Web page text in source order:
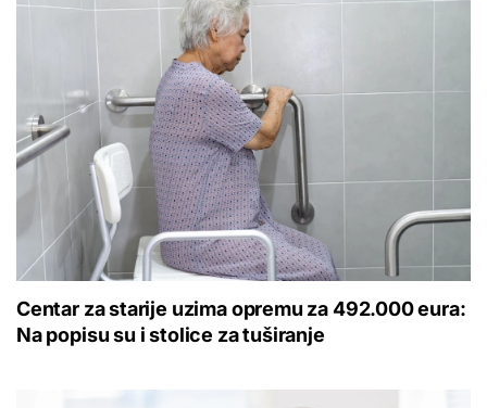
Centar za starije uzima opremu za 492.000 eura:
Na popisu su i stolice za tuširanje